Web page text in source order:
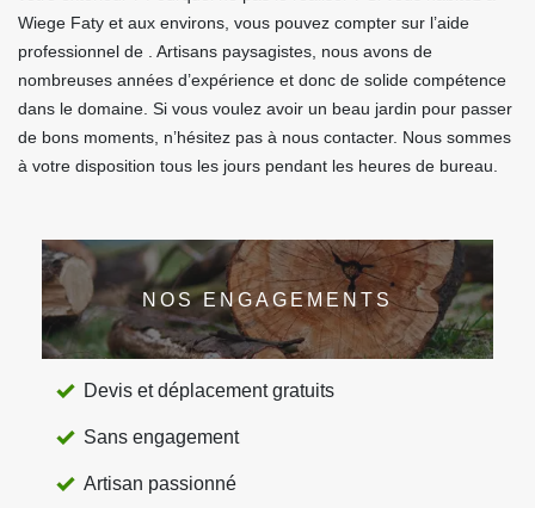
Wiege Faty et aux environs, vous pouvez compter sur l’aide
professionnel de . Artisans paysagistes, nous avons de
nombreuses années d’expérience et donc de solide compétence
dans le domaine. Si vous voulez avoir un beau jardin pour passer
de bons moments, n’hésitez pas à nous contacter. Nous sommes
à votre disposition tous les jours pendant les heures de bureau.
NOS ENGAGEMENTS
Devis et déplacement gratuits
Sans engagement
Artisan passionné